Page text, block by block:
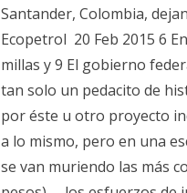
Santander, Colombia,
Ecopetrol 20 Feb 2015 6
millas y 9 El gobierno
tan solo un pedacito de
por éste u otro proyecto
a lo mismo, pero en una
se van muriendo las más